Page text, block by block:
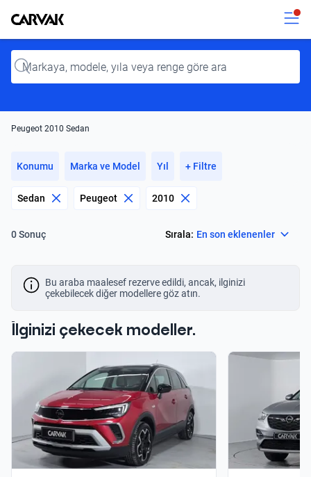
Kavak
Input
Peugeot 2010 Sedan
Konumu Marka ve Model Yıl + Filtre
Sedan Peugeot 2010
0 Sonuç Sırala: En son eklenenler
Bu araba maalesef rezerve edildi, ancak, ilginizi
çekebilecek diğer modellere göz atın.
İlginizi çekecek modeller.